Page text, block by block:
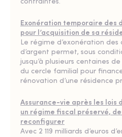
contraintes.
Exonération temporaire des
pour l’acquisition de sa
Le régime d’exonération des
d’argent permet, sous
jusqu’à plusieurs centaines
du cercle familial pour
rénovation d’une résidence
Assurance-vie après les lois
un régime fiscal préservé,
reconfigurer
Avec 2 119 milliards d’euros